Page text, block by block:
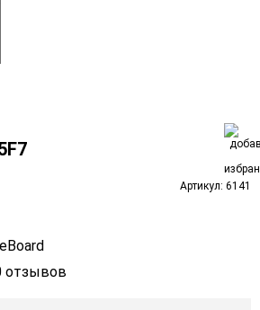
Артикул: 6141
отзывов